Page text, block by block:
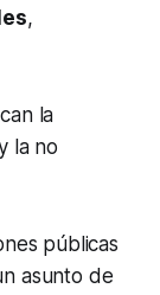
,
la
la no
públicas
asunto de